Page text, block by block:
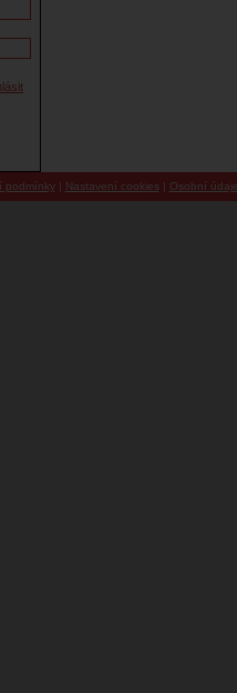
podmínky| Nastavení cookies | Osobní